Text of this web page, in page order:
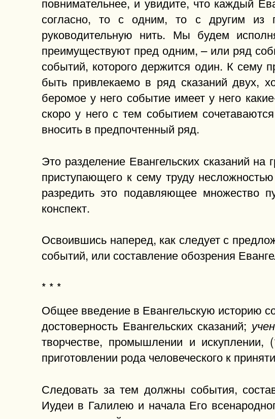
согласно, то с одним, то с другим из
руководительную нить. Мы будем
преимуществуют пред одним, – или ряд
событий, которого держится один. К сему
быть привлекаемо в ряд сказаний двух,
беромое у него событие имеет у него
скоро у него с тем событием
вносить в предпочтенный ряд.
Это разделение Евангельских сказаний
приступающего к сему труду
разредить это подавляющее множество
конспект.
Освоившись наперед, как следует с
событий, или составление обозрения
* * *
Общее введение в Евангельскую историю
достоверность Евангельских сказаний;
творчестве, промышлении и искуплении,
приготовлении рода человеческого к
Следовать за тем должны события,
Иудеи в Галилею и начала Его